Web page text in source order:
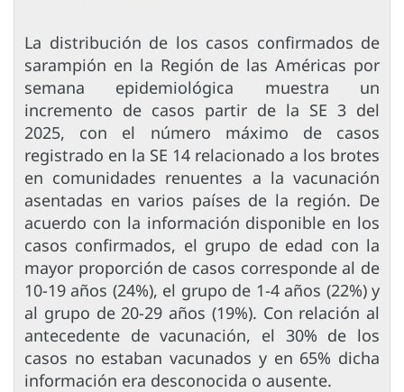
La distribución de los casos confirmados de
sarampión en la Región de las Américas por
semana epidemiológica muestra un
incremento de casos partir de la SE 3 del
2025, con el número máximo de casos
registrado en la SE 14 relacionado a los brotes
en comunidades renuentes a la vacunación
asentadas en varios países de la región. De
acuerdo con la información disponible en los
casos confirmados, el grupo de edad con la
mayor proporción de casos corresponde al de
10-19 años (24%), el grupo de 1-4 años (22%) y
al grupo de 20-29 años (19%). Con relación al
antecedente de vacunación, el 30% de los
casos no estaban vacunados y en 65% dicha
información era desconocida o ausente.